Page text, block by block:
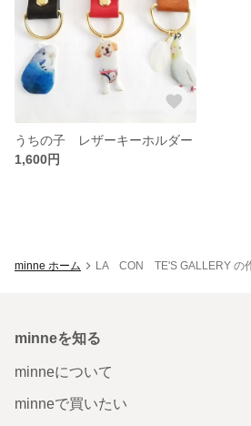
うちの子 レザーキーホルダー
1,600円
minne ホーム LA CON TE'S GALLERY の
minneを知る
minneについて
minneで買いたい